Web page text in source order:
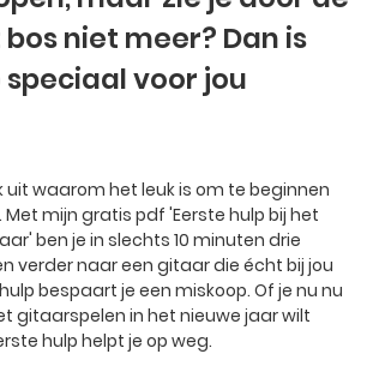
niet meer? Dan is
voor jou
uit waarom het leuk is om te beginnen
mijn gratis pdf 'Eerste hulp bij het
ben je in slechts 10 minuten drie
verder naar een gitaar die écht bij jou
bespaart je een miskoop. Of je nu nu
gitaarspelen in het nieuwe jaar wilt
hulp helpt je op weg.